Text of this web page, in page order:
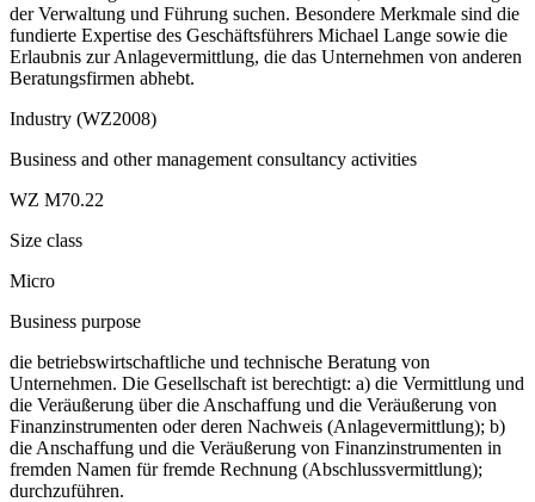
der Verwaltung und Führung suchen. Besondere Merkmale sind die
fundierte Expertise des Geschäftsführers Michael Lange sowie die
Erlaubnis zur Anlagevermittlung, die das Unternehmen von anderen
Beratungsfirmen abhebt.
Industry (WZ2008)
Business and other management consultancy activities
WZ M70.22
Size class
Micro
Business purpose
die betriebswirtschaftliche und technische Beratung von
Unternehmen. Die Gesellschaft ist berechtigt: a) die Vermittlung und
die Veräußerung über die Anschaffung und die Veräußerung von
Finanzinstrumenten oder deren Nachweis (Anlagevermittlung); b)
die Anschaffung und die Veräußerung von Finanzinstrumenten in
fremden Namen für fremde Rechnung (Abschlussvermittlung);
durchzuführen.